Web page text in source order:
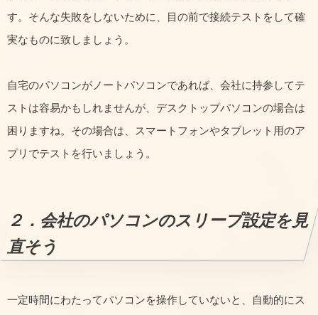
す。そんな失敗をしないために、目の前で接続テストをして確
実なものに致しましょう。
自宅のパソコンがノートパソコンであれば、会社に持参してテ
ストは容易かもしれませんが、デスクトップパソコンの場合は
困りますね。その場合は、スマートフォンやタブレット用のア
プリでテストを行いましょう。
２．会社のパソコンのスリープ設定を見
直そう
一定時間にわたってパソコンを操作していないと、自動的にス